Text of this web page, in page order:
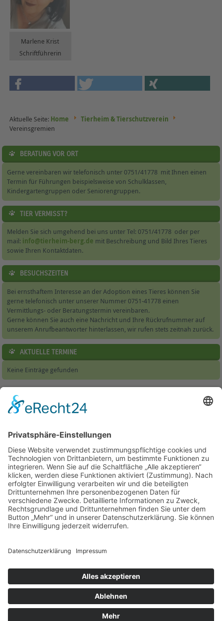
Marlene Krist
Schriftführerin
Aktuelle Seite: Home
Tierheim & Tierschutzverein
Vereinsgremien
BERATUNG VOR ORT
Gerne vereinbaren wir telefonisch unter 0751/41778 mit Ihnen einen
Termin für Führungen beispielsweise von Schulklassen,
Kindergartengruppen oder Seniorengruppen.
TIER VERMISST?
Melden Sie sich umgehend bei uns unter Tel: 0751/41778 oder per
mail: info@tierheim-berg.de mit Beschreibung und Bild Ihres Tieres
sowie Ihren Kontaktdaten.
BESUCHSZEITEN
Bei ernsthaftem Interesse an der Adoption eines Tieres können Sie
gerne telefonisch unter unserer Nummer 0751-41778 einen
Vermittlungs- oder Beratungstermin vereinbaren.
Gerne können Sie auch eine Nachricht und Ihre Rückrufnummer auf
unserem Anrufbeantworter hinterlassen, wir rufen stets zeitnah zurück.
AKTUELLE TERMINE
Keine Einträge gefunden
Home|Tierheim & Tierschutzverein|Helfen|Jugendbereich
|Service|Wissenswertes|Formulare|Kontakt
Besucherstatistik:Heute: 351 | Gestern: 356 | Monat: 3399 |
Gesamt: 1110524
Tierheim Berg
Telefon: +49 751 41778 u. 551954
info@tierheim-berg.de
Impressum|Datenschutz|Cookie-Einstellungen
Copyright © 2026 Tierheim Berg.Alle Rechte vorbehalten.
Webdesign | Konzeption | Hosting: